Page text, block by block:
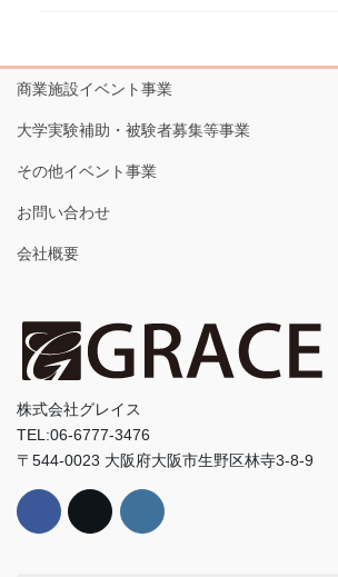
商業施設イベント事業
大学実験補助・被験者募集等事業
その他イベント事業
お問い合わせ
会社概要
株式会社グレイス
TEL:06-6777-3476
〒544-0023 大阪府大阪市生野区林寺3-8-9